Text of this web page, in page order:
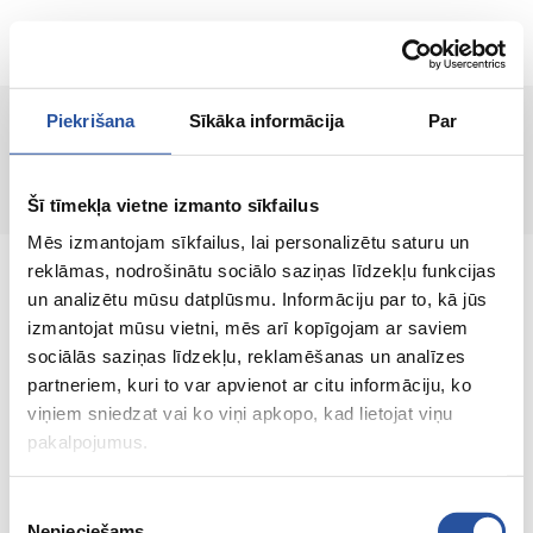
Piekrišana Sīkāka informācija Par
Šī tīmekļa vietne izmanto sīkfailus
Mēs izmantojam sīkfailus, lai personalizētu saturu un
reklāmas, nodrošinātu sociālo saziņas līdzekļu funkcijas
un analizētu mūsu datplūsmu. Informāciju par to, kā jūs
izmantojat mūsu vietni, mēs arī kopīgojam ar saviem
sociālās saziņas līdzekļu, reklamēšanas un analīzes
partneriem, kuri to var apvienot ar citu informāciju, ko
viņiem sniedzat vai ko viņi apkopo, kad lietojat viņu
pakalpojumus.
ET
Lehte ei leitud!
Veebipoodi soodsate hindade ja kvaliteetsete
toodetega, kus kliendi rahulolu on meie
peamine väärtus.
Koik sinu kodu ja aia jaoks!